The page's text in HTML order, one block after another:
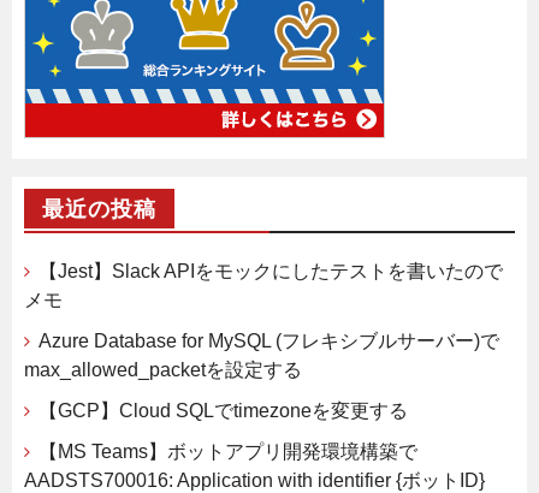
最近の投稿
【Jest】Slack APIをモックにしたテストを書いたので
メモ
Azure Database for MySQL (フレキシブルサーバー)で
max_allowed_packetを設定する
【GCP】Cloud SQLでtimezoneを変更する
【MS Teams】ボットアプリ開発環境構築で
AADSTS700016: Application with identifier {ボットID}